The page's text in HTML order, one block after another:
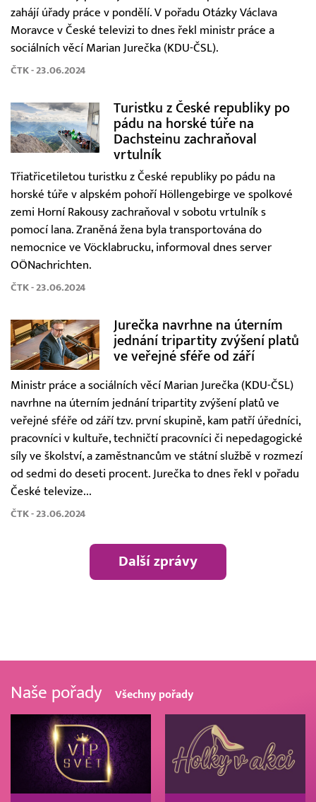
zahájí úřady práce v pondělí. V pořadu Otázky Václava
Moravce v České televizi to dnes řekl ministr práce a
sociálních věcí Marian Jurečka (KDU-ČSL).
ČTK - 23.06.2024
Turistku z České republiky po
pádu na horské túře na
Dachsteinu zachraňoval
vrtulník
Třiatřicetiletou turistku z České republiky po pádu na
horské túře v alpském pohoří Höllengebirge ve spolkové
zemi Horní Rakousy zachraňoval v sobotu vrtulník s
pomocí lana. Zraněná žena byla transportována do
nemocnice ve Vöcklabrucku, informoval dnes server
OÖNachrichten.
ČTK - 23.06.2024
Jurečka navrhne na úterním
jednání tripartity zvýšení platů
ve veřejné sféře od září
Ministr práce a sociálních věcí Marian Jurečka (KDU-ČSL)
navrhne na úterním jednání tripartity zvýšení platů ve
veřejné sféře od září tzv. první skupině, kam patří úředníci,
pracovníci v kultuře, techničtí pracovníci či nepedagogické
síly ve školství, a zaměstnancům ve státní službě v rozmezí
od sedmi do deseti procent. Jurečka to dnes řekl v pořadu
České televize...
ČTK - 23.06.2024
Další zprávy
Naše pořady Všechny pořady